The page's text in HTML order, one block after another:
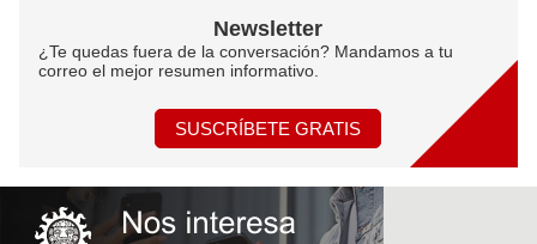
Newsletter
¿Te quedas fuera de la conversación? Mandamos a tu
correo el mejor resumen informativo.
SUSCRÍBETE GRATIS